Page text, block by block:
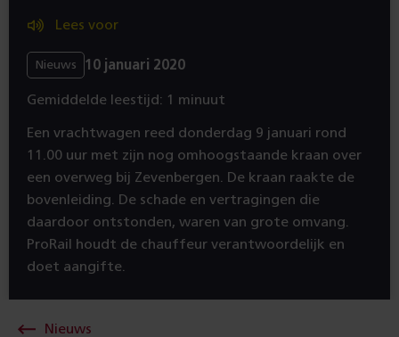
Lees voor
Nieuws 10 januari 2020
Gemiddelde leestijd: 1 minuut
Een vrachtwagen reed donderdag 9 januari rond
11.00 uur met zijn nog omhoogstaande kraan over
een overweg bij Zevenbergen. De kraan raakte de
bovenleiding. De schade en vertragingen die
daardoor ontstonden, waren van grote omvang.
ProRail houdt de chauffeur verantwoordelijk en
doet aangifte.
Nieuws